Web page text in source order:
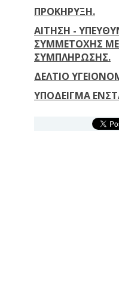
ΠΡΟΚΗΡΥΞΗ.
ΑΙΤΗΣΗ -
ΣΥΜΜΕΤΟΧΗΣ ΜΕ
ΣΥΜΠΛΗΡΩΣΗΣ.
ΔΕΛΤΙΟ
ΥΠΟΔΕΙΓΜΑ